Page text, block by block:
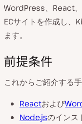
WordPress、React、
ECサイトを作成し、
ます。
前提条件
これからご紹介する
Reactおよび
Node.jsのインス